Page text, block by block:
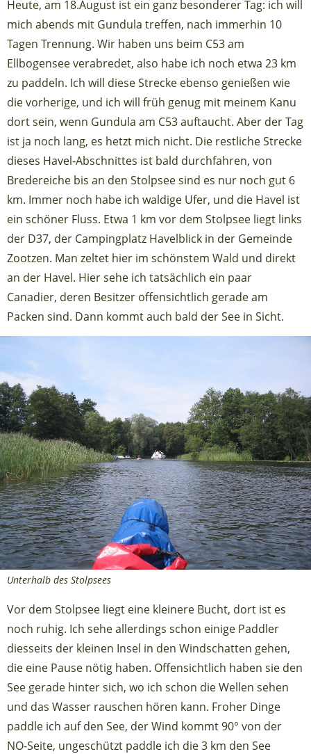
Heute, am 18.August ist ein ganz besonderer Tag: ich will
mich abends mit Gundula treffen, nach immerhin 10
Tagen Trennung. Wir haben uns beim C53 am
Ellbogensee verabredet, also habe ich noch etwa 23 km
zu paddeln. Ich will diese Strecke ebenso genießen wie
die vorherige, und ich will früh genug mit meinem Kanu
dort sein, wenn Gundula am C53 auftaucht. Aber der Tag
ist ja noch lang, es hetzt mich nicht. Die restliche Strecke
dieses Havel-Abschnittes ist bald durchfahren, von
Bredereiche bis an den Stolpsee sind es nur noch gut 6
km. Immer noch habe ich waldige Ufer, und die Havel ist
ein schöner Fluss. Etwa 1 km vor dem Stolpsee liegt links
der D37, der Campingplatz Havelblick in der Gemeinde
Zootzen. Man zeltet hier im schönstem Wald und direkt
an der Havel. Hier sehe ich tatsächlich ein paar
Canadier, deren Besitzer offensichtlich gerade am
Packen sind. Dann kommt auch bald der See in Sicht.
Unterhalb des Stolpsees
Vor dem Stolpsee liegt eine kleinere Bucht, dort ist es
noch ruhig. Ich sehe allerdings schon einige Paddler
diesseits der kleinen Insel in den Windschatten gehen,
die eine Pause nötig haben. Offensichtlich haben sie den
See gerade hinter sich, wo ich schon die Wellen sehen
und das Wasser rauschen hören kann. Froher Dinge
paddle ich auf den See, der Wind kommt 90° von der
NO-Seite, ungeschützt paddle ich die 3 km den See